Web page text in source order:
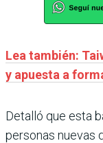
Lea también:
y apuesta a
Detalló que esta
personas nuevas